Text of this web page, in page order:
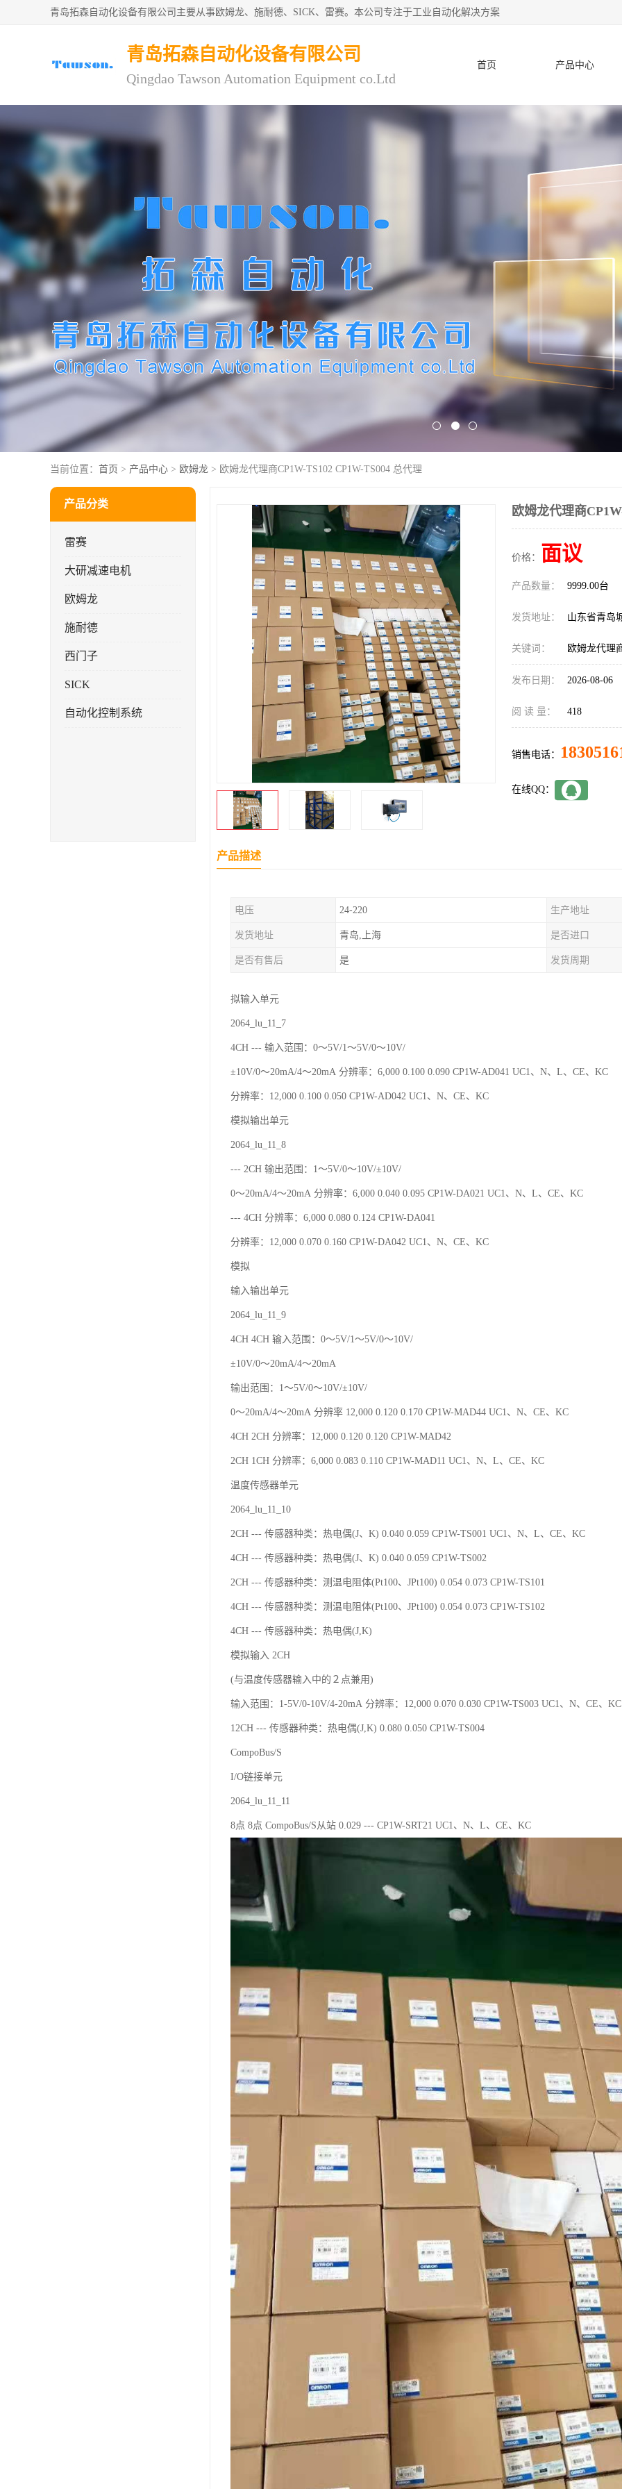
青岛拓森自动化设备有限公司主要从事欧姆龙、施耐德、SICK、雷赛。本公司专注于工业自动化解决方案
青岛拓森自动化设备有限公司
Qingdao Tawson Automation Equipment co.Ltd
首页 产品中心
当前位置： 首页 > 产品中心 > 欧姆龙 > 欧姆龙代理商CP1W-TS102 CP1W-TS004 总代理
产品分类
雷赛
大研减速电机
欧姆龙
施耐德
西门子
SICK
自动化控制系统
欧姆龙代理商
价格： 面议
产品数量： 9999.00台
发货地址： 山东省青岛
关键词： 欧姆龙代理
发布日期： 2026-08-06
阅 读 量： 418
销售电话：
在线QQ：
产品描述
电压 24-220 生产地址
发货地址 青岛,上海 是否进口
是否有售后 是 发货周期
拟输入单元
2064_lu_11_7
4CH --- 输入范围：0～5V/1～5V/0～10V/
±10V/0～20mA/4～20mA 分辨率：6,000 0.100 0.090 CP1W-AD041 UC1、N、L、CE、KC
分辨率：12,000 0.100 0.050 CP1W-AD042 UC1、N、CE、KC
模拟输出单元
2064_lu_11_8
--- 2CH 输出范围：1～5V/0～10V/±10V/
0～20mA/4～20mA 分辨率：6,000 0.040 0.095 CP1W-DA021 UC1、N、L、CE、KC
--- 4CH 分辨率：6,000 0.080 0.124 CP1W-DA041
分辨率：12,000 0.070 0.160 CP1W-DA042 UC1、N、CE、KC
模拟
输入输出单元
2064_lu_11_9
4CH 4CH 输入范围：0～5V/1～5V/0～10V/
±10V/0～20mA/4～20mA
输出范围：1～5V/0～10V/±10V/
0～20mA/4～20mA 分辨率 12,000 0.120 0.170 CP1W-MAD44 UC1、N、CE、KC
4CH 2CH 分辨率：12,000 0.120 0.120 CP1W-MAD42
2CH 1CH 分辨率：6,000 0.083 0.110 CP1W-MAD11 UC1、N、L、CE、KC
温度传感器单元
2064_lu_11_10
2CH --- 传感器种类：热电偶(J、K) 0.040 0.059 CP1W-TS001 UC1、N、L、CE、KC
4CH --- 传感器种类：热电偶(J、K) 0.040 0.059 CP1W-TS002
2CH --- 传感器种类：测温电阻体(Pt100、JPt100) 0.054 0.073 CP1W-TS101
4CH --- 传感器种类：测温电阻体(Pt100、JPt100) 0.054 0.073 CP1W-TS102
4CH --- 传感器种类：热电偶(J,K)
模拟输入 2CH
(与温度传感器输入中的２点兼用)
输入范围：1-5V/0-10V/4-20mA 分辨率：12,000 0.070 0.030 CP1W-TS003 UC1、N、CE、KC
12CH --- 传感器种类：热电偶(J,K) 0.080 0.050 CP1W-TS004
CompoBus/S
I/O链接单元
2064_lu_11_11
8点 8点 CompoBus/S从站 0.029 --- CP1W-SRT21 UC1、N、L、CE、KC